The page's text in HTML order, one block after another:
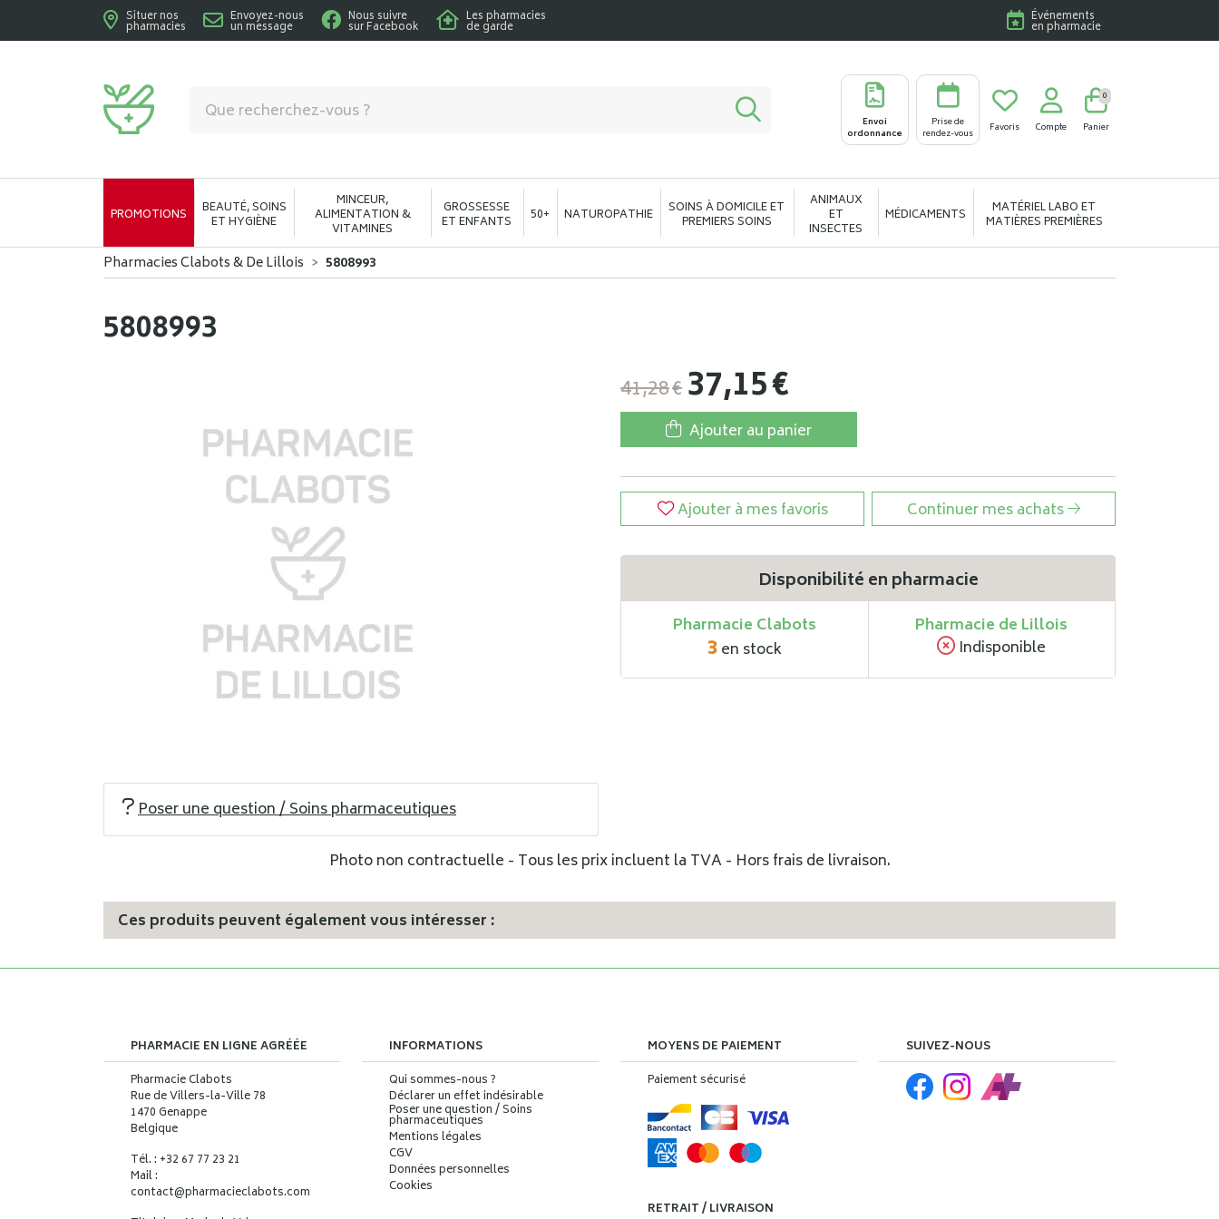
Situer nos
pharmacies
Envoyez-nous
un message
Nous suivre
sur Facebook
Les pharmacies
de garde
Événements
en pharmacie
Envoi
ordonnance
Prise de
rendez-vous
Favoris Compte Panier
0
PROMOTIONS BEAUTÉ, SOINS
ET HYGIÈNE
MINCEUR,
ALIMENTATION &
VITAMINES
GROSSESSE
ET ENFANTS 50+ NATUROPATHIE SOINS À DOMICILE ET
PREMIERS SOINS
ANIMAUX
ET
INSECTES
MÉDICAMENTS MATÉRIEL LABO ET
MATIÈRES PREMIÈRES
Pharmacies Clabots & De Lillois 5808993
5808993
41,28€37,15€
Ajouter au panier
Ajouter à mes favoris Continuer mes achats
Disponibilité en pharmacie
Pharmacie Clabots
3en stock
Pharmacie de Lillois
Indisponible
Poser une question / Soins pharmaceutiques
Photo non contractuelle - Tous les prix incluent la TVA - Hors frais de livraison.
Ces produits peuvent également vous intéresser :
PHARMACIE EN LIGNE AGRÉÉE
Pharmacie Clabots
Rue de Villers-la-Ville 78
1470 Genappe
Belgique
Tél. : +32 67 77 23 21
Mail :
contact@pharmacieclabots.com
INFORMATIONS
Qui sommes-nous ?
Déclarer un effet indésirable
Poser une question / Soins
pharmaceutiques
Mentions légales
CGV
Données personnelles
Cookies
MOYENS DE PAIEMENT
Paiement sécurisé
RETRAIT / LIVRAISON
SUIVEZ-NOUS